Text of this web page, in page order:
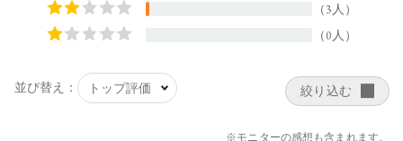
【原産国】
【メーカー品番】